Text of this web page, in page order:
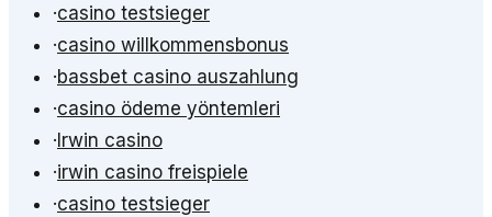
·casino testsieger
·casino willkommensbonus
·bassbet casino auszahlung
·casino ödeme yöntemleri
· Irwin casino
·irwin casino freispiele
·casino testsieger